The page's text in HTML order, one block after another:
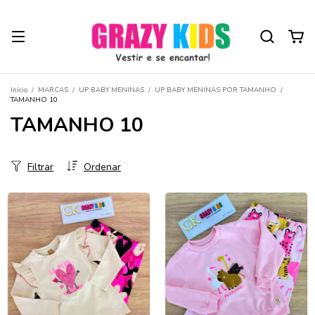
Início / MARCAS / UP BABY MENINAS / UP BABY MENINAS POR TAMANHO /
TAMANHO 10
TAMANHO 10
Ordenar
Filtrar